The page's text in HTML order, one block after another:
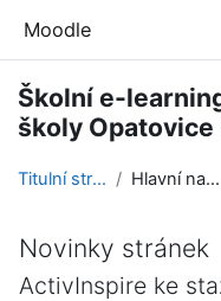
Moodle
Školní e-
školy Opatovice
Titulní stránka Hlavní nabídka
Novinky stránek
ActivInspire ke